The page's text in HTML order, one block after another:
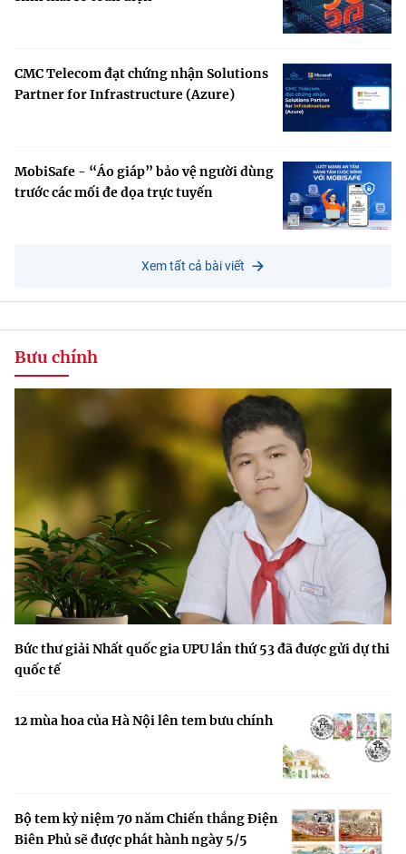
CMC Telecom đạt chứng nhận Solutions
Partner for Infrastructure (Azure)
MobiSafe - “Áo giáp” bảo vệ người dùng
trước các mối đe dọa trực tuyến
Xem tất cả bài viết
Bưu chính
Bức thư giải Nhất quốc gia UPU lần thứ 53 đã được gửi dự thi
quốc tế
12 mùa hoa của Hà Nội lên tem bưu chính
Bộ tem kỷ niệm 70 năm Chiến thắng Điện
Biên Phủ sẽ được phát hành ngày 5/5